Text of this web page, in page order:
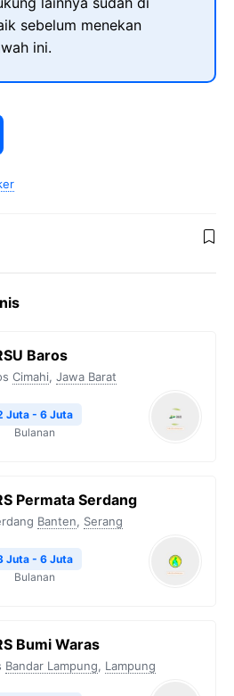
sebelum menekan
ini.
Baros
Cimahi, Jawa Barat
Juta - 6 Juta
Bulanan
Permata Serdang
Banten, Serang
Juta - 6 Juta
Bulanan
Bumi Waras
Bandar Lampung, Lampung